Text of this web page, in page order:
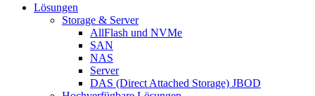
Lösungen
Storage & Server
AllFlash und NVMe
SAN
NAS
Server
DAS (Direct Attached Storage) JBOD